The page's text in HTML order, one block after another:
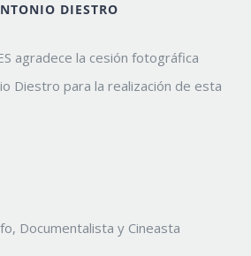
DIESTRO
agradece la cesión fotográfica
Diestro para la realización de esta
Documentalista y Cineasta